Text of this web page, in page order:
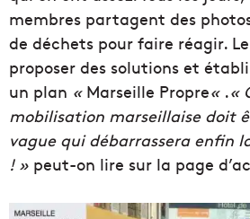
membres partagent des
de déchets pour faire réagir.
proposer des solutions et
un plan « Marseille Propre« .«
mobilisation marseillaise doit
vague qui débarrassera enfin
! » peut-on lire sur la page